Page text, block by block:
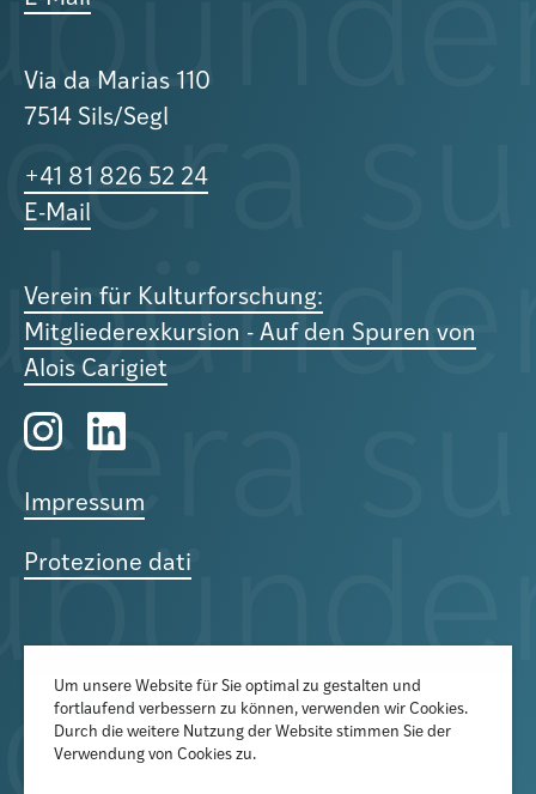
Via da Marias 110
7514 Sils/Segl
+41 81 826 52 24
E-Mail
Verein für Kulturforschung:
Mitgliederexkursion - Auf den Spuren von
Alois Carigiet
Impressum
Protezione dati
Der Newsletter informiert über
aktuelle Veranstaltungen,
Um unsere Website für Sie optimal zu gestalten und
fortlaufend verbessern zu können, verwenden wir Cookies.
Durch die weitere Nutzung der Website stimmen Sie der
Verwendung von Cookies zu.